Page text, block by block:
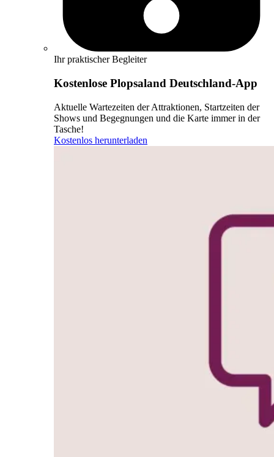
Ihr praktischer Begleiter
Kostenlose Plopsaland Deutschland-App
Aktuelle Wartezeiten der Attraktionen, Startzeiten der
Shows und Begegnungen und die Karte immer in der
Tasche!
Kostenlos herunterladen